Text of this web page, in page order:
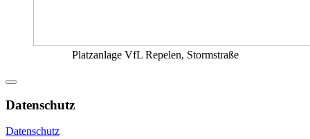
Platzanlage VfL Repelen, Stormstraße
Datenschutz
Datenschutz